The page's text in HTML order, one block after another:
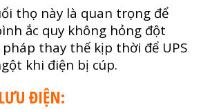
thọ này là quan trọng để
ắc quy không hỏng đột
thay thế kịp thời để UPS
khi điện bị cúp.
ĐIỆN: